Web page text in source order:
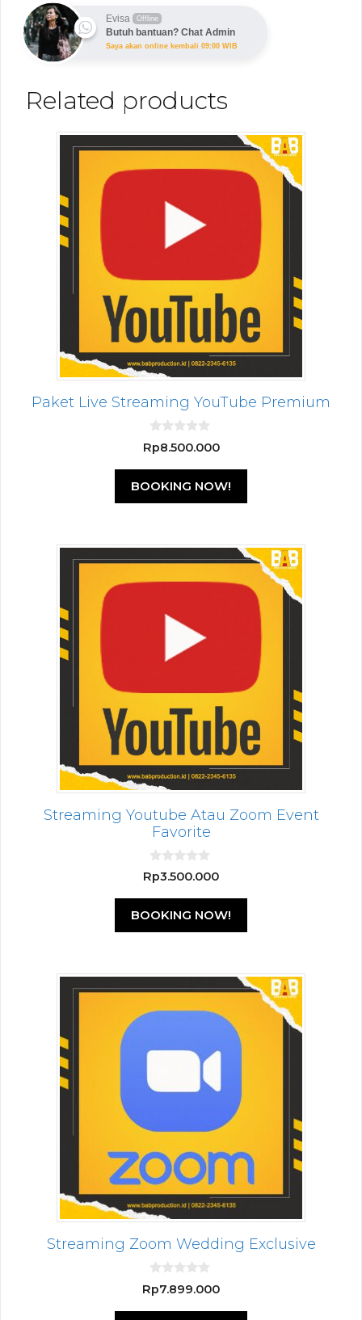
Evisa Offline
Butuh bantuan? Chat Admin
Saya akan online kembali 09:00 WIB
Related products
Paket Live Streaming YouTube Premium
0
o
o
Rp8.500.000
BOOKING NOW!
Streaming Youtube Atau Zoom Event
Favorite
0
o
o
Rp3.500.000
BOOKING NOW!
Streaming Zoom Wedding Exclusive
0
o
Rp7.899.000